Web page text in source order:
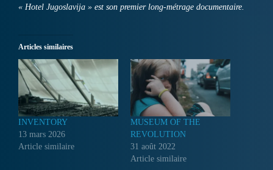
« Hotel Jugoslavija » est son premier long-métrage documentaire.
Articles similaires
INVENTORY
13 mars 2026
Article similaire
MUSEUM OF THE
REVOLUTION
31 août 2022
Article similaire